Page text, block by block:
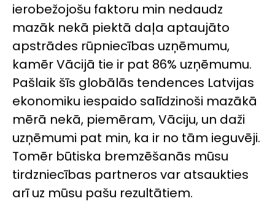
ierobežojošu faktoru min nedaudz
mazāk nekā piektā daļa aptaujāto
apstrādes rūpniecības uzņēmumu,
kamēr Vācijā tie ir pat 86% uzņēmumu.
Pašlaik šīs globālās tendences Latvijas
ekonomiku iespaido salīdzinoši mazākā
mērā nekā, piemēram, Vāciju, un daži
uzņēmumi pat min, ka ir no tām ieguvēji.
Tomēr būtiska bremzēšanās mūsu
tirdzniecības partneros var atsaukties
arī uz mūsu pašu rezultātiem.